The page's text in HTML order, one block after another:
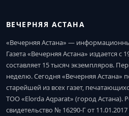
ВЕЧЕРНЯЯ АСТАНА
«Вечерняя Астана» —
Газета «Вечерняя Астана» издается с
составляет 15 тысяч экземпляров.
неделю. Сегодня «Вечерняя Астана»
старейшей из всех газет,
ТОО «Elorda Aqparat» (город Астана).
свидетельство № 16290-Г от